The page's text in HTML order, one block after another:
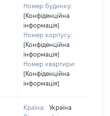
Номер будинку:
[Конфіденційна
інформація]
Номер корпусу:
[Конфіденційна
інформація]
Номер квартири:
[Конфіденційна
інформація]
Країна:
Україна